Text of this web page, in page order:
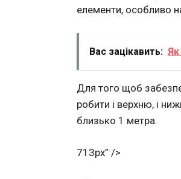
елементи, особливо
Вас зацікавить: Як
Для того щоб
робити і верхню, і
близько 1 метра.
713px” />